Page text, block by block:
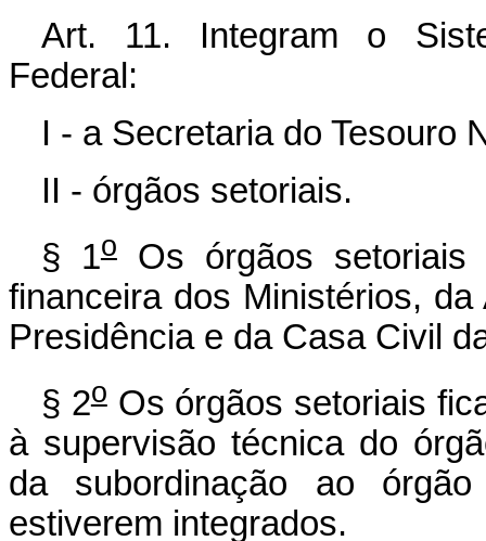
Art. 11. Integram o
Federal:
I - a Secretaria do Tesouro
II - órgãos setoriais.
§ 1oOs órgãos setoriais
financeira dos Ministérios,
Presidência e da Casa Civil
§ 2oOs órgãos setoriais
à supervisão técnica do
da subordinação ao
estiverem integrados.